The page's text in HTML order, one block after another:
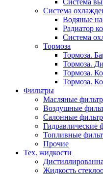
Система
Система
Водяные
Радиатор
Система
Тормоза
Тормоза.
Тормоза.
Тормоза.
Тормоза.
Фильтры
Масляные
Воздушные
Салонные
Гидравлические
Топливные
Прочие
Тех. жидкости
Жидкость